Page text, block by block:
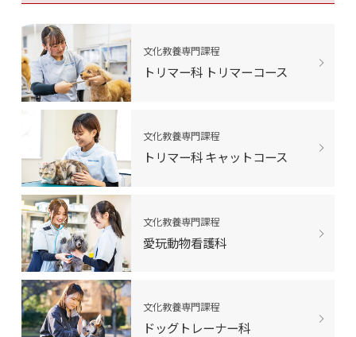
文化教養専門課程
トリマー科 トリマーコース
文化教養専門課程
トリマー科 キャットコース
文化教養専門課程
愛玩動物看護科
文化教養専門課程
ドッグトレーナー科